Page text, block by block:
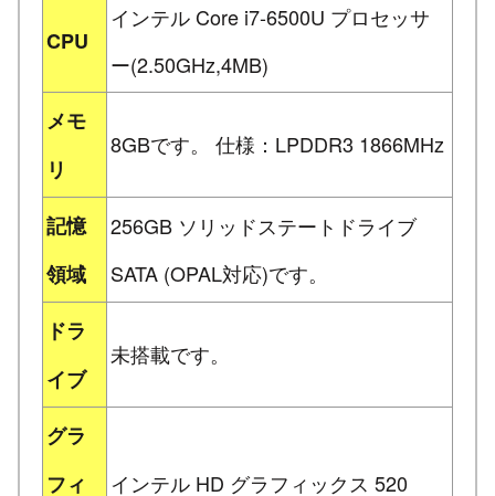
CPU
インテル Core i7-6500U プロセッサ
ー(2.50GHz,4MB)
メモ
リ
8GBです。 仕様：LPDDR3 1866MHz
記憶
領域
256GB ソリッドステートドライブ
SATA (OPAL対応)です。
ドラ
イブ
未搭載です。
グラ
フィ
インテル HD グラフィックス 520